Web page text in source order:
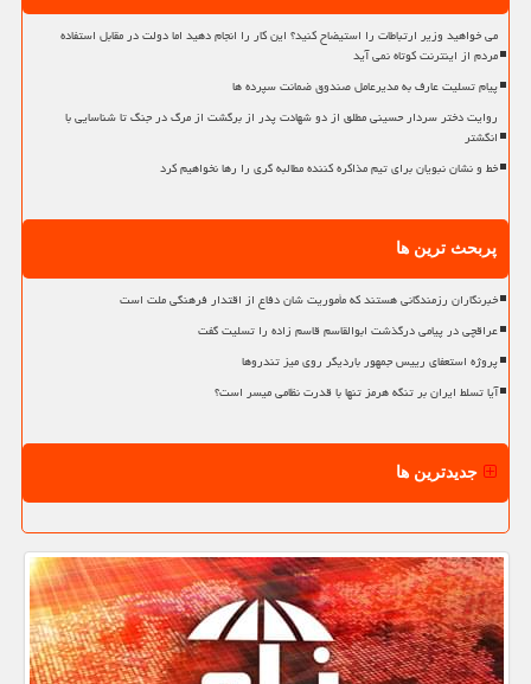
می خواهید وزیر ارتباطات را استیضاح کنید؟ این کار را انجام دهید اما دولت در مقابل استفاده
مردم از اینترنت کوتاه نمی آید
پیام تسلیت عارف به مدیرعامل صندوق ضمانت سپرده ها
روایت دختر سردار حسینی مطلق از دو شهادت پدر از برگشت از مرگ در جنگ تا شناسایی با
انگشتر
خط و نشان نبویان برای تیم مذاکره کننده مطالبه گری را رها نخواهیم کرد
پربحث ترین ها
خبرنگاران رزمندگانی هستند که مأموریت شان دفاع از اقتدار فرهنگی ملت است
عراقچی در پیامی درگذشت ابوالقاسم قاسم زاده را تسلیت گفت
پروژه استعفای رییس جمهور باردیگر روی میز تندروها
آیا تسلط ایران بر تنگه هرمز تنها با قدرت نظامی میسر است؟
جدیدترین ها